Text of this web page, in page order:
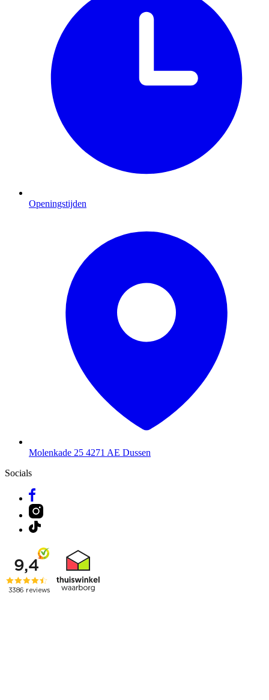
Openingstijden
Molenkade 25 4271 AE Dussen
Socials